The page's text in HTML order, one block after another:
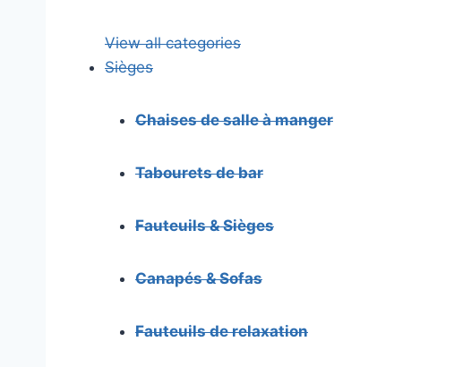
View all categories
Sièges
Chaises de salle à manger
Tabourets de bar
Fauteuils & Sièges
Canapés & Sofas
Fauteuils de relaxation